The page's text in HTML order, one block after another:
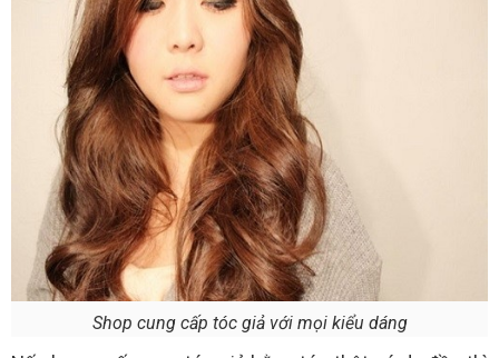
Shop cung cấp tóc giả với mọi kiểu dáng